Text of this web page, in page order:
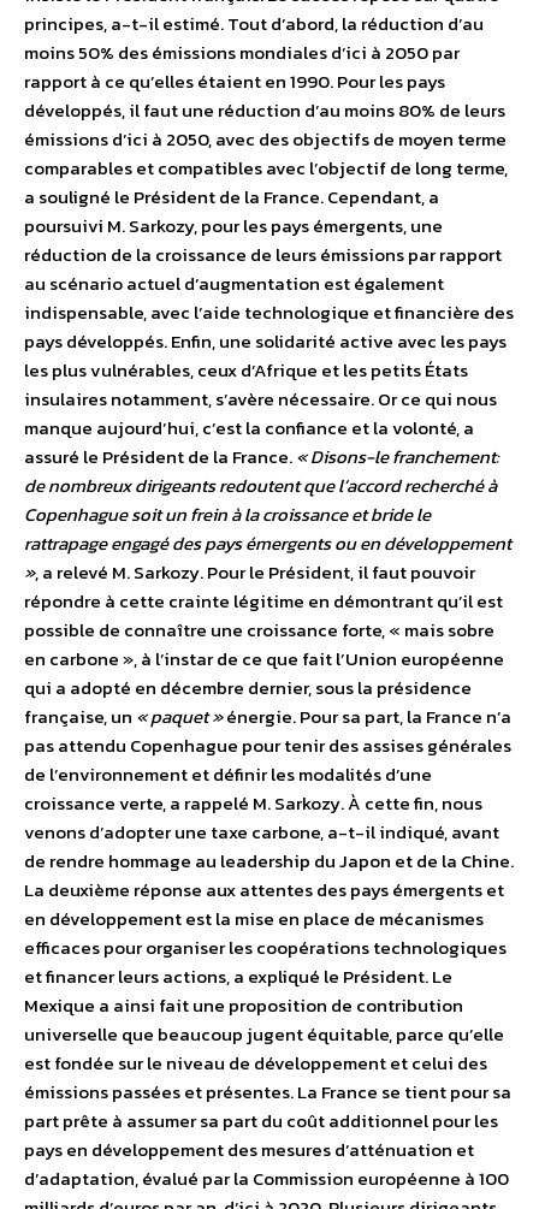
principes, a-t-il estimé. Tout d’abord, la réduction d’au
moins 50% des émissions mondiales d’ici à 2050 par
rapport à ce qu’elles étaient en 1990. Pour les pays
développés, il faut une réduction d’au moins 80% de leurs
émissions d’ici à 2050, avec des objectifs de moyen terme
comparables et compatibles avec l’objectif de long terme,
a souligné le Président de la France. Cependant, a
poursuivi M. Sarkozy, pour les pays émergents, une
réduction de la croissance de leurs émissions par rapport
au scénario actuel d’augmentation est également
indispensable, avec l’aide technologique et financière des
pays développés. Enfin, une solidarité active avec les pays
les plus vulnérables, ceux d’Afrique et les petits États
insulaires notamment, s’avère nécessaire. Or ce qui nous
manque aujourd’hui, c’est la confiance et la volonté, a
assuré le Président de la France.« Disons-le franchement:
de nombreux dirigeants redoutent que l’accord recherché à
Copenhague soit un frein à la croissance et bride le
rattrapage engagé des pays émergents ou en développement
», a relevé M. Sarkozy. Pour le Président, il faut pouvoir
répondre à cette crainte légitime en démontrant qu’il est
possible de connaître une croissance forte, « mais sobre
en carbone », à l’instar de ce que fait l’Union européenne
qui a adopté en décembre dernier, sous la présidence
française, un « paquet »énergie. Pour sa part, la France n’a
pas attendu Copenhague pour tenir des assises générales
de l’environnement et définir les modalités d’une
croissance verte, a rappelé M. Sarkozy. À cette fin, nous
venons d’adopter une taxe carbone, a-t-il indiqué, avant
de rendre hommage au leadership du Japon et de la Chine.
La deuxième réponse aux attentes des pays émergents et
en développement est la mise en place de mécanismes
efficaces pour organiser les coopérations technologiques
et financer leurs actions, a expliqué le Président. Le
Mexique a ainsi fait une proposition de contribution
universelle que beaucoup jugent équitable, parce qu’elle
est fondée sur le niveau de développement et celui des
émissions passées et présentes. La France se tient pour sa
part prête à assumer sa part du coût additionnel pour les
pays en développement des mesures d’atténuation et
d’adaptation, évalué par la Commission européenne à 100